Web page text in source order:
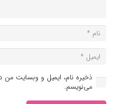
ذخیره نام، ایمیل و وبسایت من
می‌نویسم.